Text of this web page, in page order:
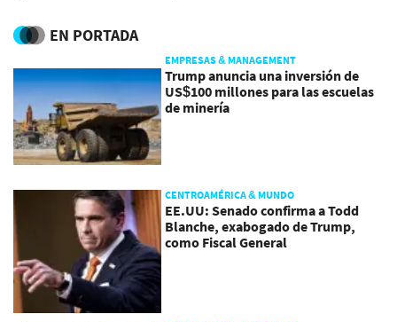
EN PORTADA
EMPRESAS & MANAGEMENT
Trump anuncia una inversión de
US$100 millones para las escuelas
de minería
CENTROAMÉRICA & MUNDO
EE.UU: Senado confirma a Todd
Blanche, exabogado de Trump,
como Fiscal General